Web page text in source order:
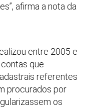
afirma a nota da
entre 2005 e
que
referentes
procurados por
os